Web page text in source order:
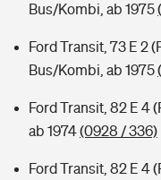
Bus/Kombi, ab 1975
Ford Transit, 73 E 2
Bus/Kombi, ab 1975
Ford Transit, 82 E 4
ab 1974(0928 / 336)
Ford Transit, 82 E 4